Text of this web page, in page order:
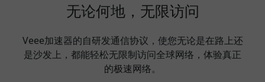
无论何地，无限访问
Veee加速器的自研发通信协议，使您无论是在路上还
是沙发上，都能轻松无限制访问全球网络，体验真正
的极速网络。